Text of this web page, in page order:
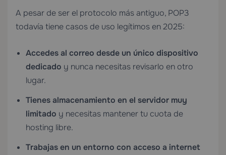
A pesar de ser el protocolo más antiguo, POP3
todavía tiene casos de uso legítimos en 2025:
Accedes al correo desde un único dispositivo
dedicado y nunca necesitas revisarlo en otro
lugar.
Tienes almacenamiento en el servidor muy
limitado y necesitas mantener tu cuota de
hosting libre.
Trabajas en un entorno con acceso a internet